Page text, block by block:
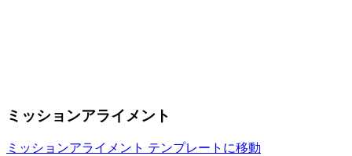
ミッションアライメント
ミッションアライメント テンプレートに移動